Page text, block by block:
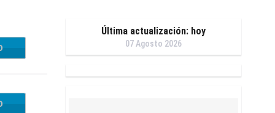
Última actualización: hoy
07 Agosto 2026